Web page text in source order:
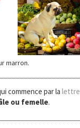
marron.
commence par la lettre
ou femelle.